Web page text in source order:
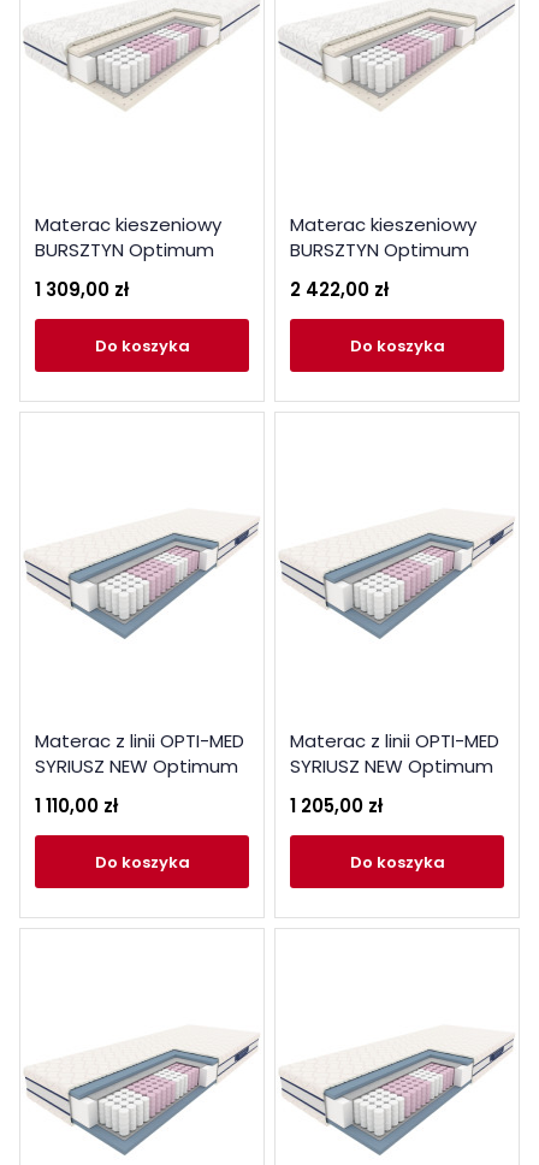
Materac kieszeniowy
BURSZTYN Optimum
1 309,00 zł
do koszyka
Materac kieszeniowy
BURSZTYN Optimum
2 422,00 zł
do koszyka
Materac z linii OPTI-MED
SYRIUSZ NEW Optimum
1 110,00 zł
do koszyka
Materac z linii OPTI-MED
SYRIUSZ NEW Optimum
1 205,00 zł
do koszyka